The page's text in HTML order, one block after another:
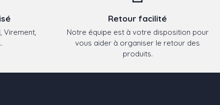
Virement,
Retour facilité
Notre équipe est à votre disposition pour
vous aider à organiser le retour des
produits.